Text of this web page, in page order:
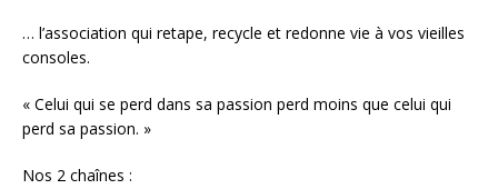
… l’association qui retape, recycle et redonne vie à vos vieilles
consoles.
« Celui qui se perd dans sa passion perd moins que celui qui
perd sa passion. »
Nos 2 chaînes :